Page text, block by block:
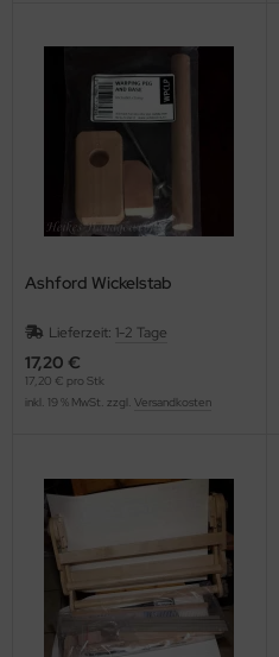
Ashford Wickelstab
Lieferzeit: 1-2 Tage
17,20 €
17,20 € pro Stk
inkl. 19 % MwSt. zzgl. Versandkosten